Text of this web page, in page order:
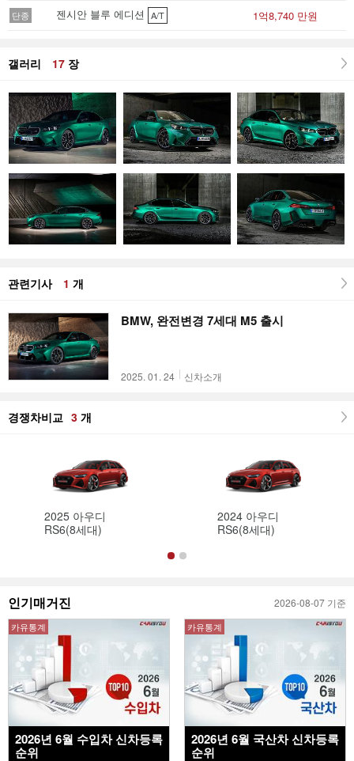
단종 젠시안 블루 에디션 A/T 1억8,740 만원
갤러리 17 장
관련기사 1 개
BMW, 완전변경 7세대 M5 출시
2025. 01. 24 신차소개
경쟁차비교 3 개
2025 아우디
RS6(8세대)
2024 아우디
RS6(8세대)
인기매거진 2026-08-07 기준
카유통계
2026년 6월 수입차 신차등록
순위
카유통계
2026년 6월 국산차 신차등록
순위